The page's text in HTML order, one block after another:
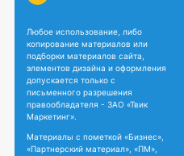
Любое использование, либо
копирование материалов или
подборки материалов сайта,
элементов дизайна и оформления
допускается только с
письменного разрешения
правообладателя - ЗАО «Твик
Маркетинг».
Материалы с пометкой «Бизнес»,
«Партнерский материал», «ПМ»,